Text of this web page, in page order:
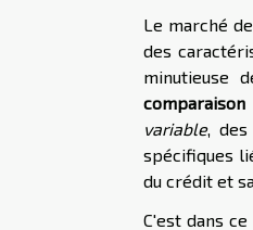
Le marché
des
minutieuse
variable, des
spécifiques
du crédit et
C'est dans